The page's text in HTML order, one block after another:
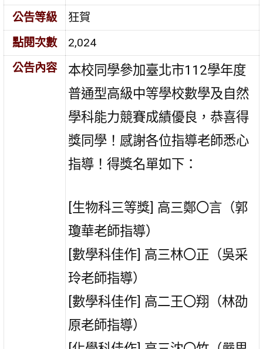
公告等級
狂賀
點閱次數
2,024
公告內容
本校同學參加臺北市112學年度
普通型高級中等學校數學及自然
學科能力競賽成績優良，恭喜得
獎同學！感謝各位指導老師悉心
指導！得獎名單如下：
[生物科三等獎] 高三鄭〇言（郭
瓊華老師指導）
[數學科佳作] 高三林〇正（吳采
玲老師指導）
[數學科佳作] 高二王〇翔（林劭
原老師指導）